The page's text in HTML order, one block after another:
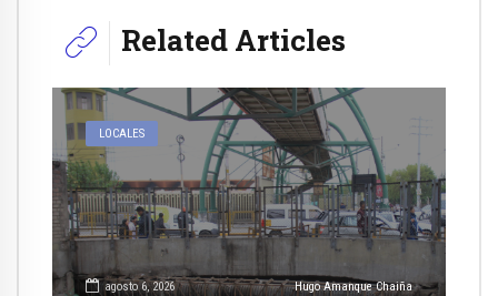
Related Articles
LOCALES
agosto 6, 2026 Hugo Amanque Chaiña